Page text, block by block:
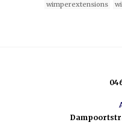
wimperextensions